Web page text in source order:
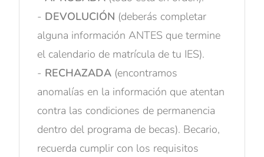
- DEVOLUCIÓN (deberás completar
alguna información ANTES que termine
el calendario de matrícula de tu IES).
- RECHAZADA (encontramos
anomalías en la información que atentan
contra las condiciones de permanencia
dentro del programa de becas). Becario,
recuerda cumplir con los requisitos